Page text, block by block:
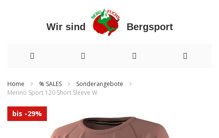
Wir sind Bergsport
zum
Inhalt
Home % SALES
Sonderangebote
Merino Sport 120 Short Sleeve W
Zum
Ende
bis -29%